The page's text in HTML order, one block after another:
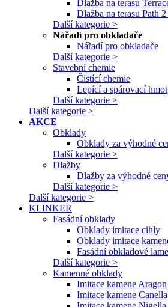
Dlažba na terasu
Dlažba na terasu Path
Další kategorie >
Nářadí pro obkladače
Nářadí pro obkladače
Další kategorie >
Stavební chemie
Čistící chemie
Lepící a spárovací
Další kategorie >
Další kategorie >
AKCE
Obklady
Obklady za výhodné
Další kategorie >
Dlažby
Dlažby za výhodné
Další kategorie >
Další kategorie >
KLINKER
Fasádní obklady
Obklady imitace cihly
Obklady imitace
Fasádní obkladové
Další kategorie >
Kamenné obklady
Imitace kamene Aragon
Imitace kamene Canella